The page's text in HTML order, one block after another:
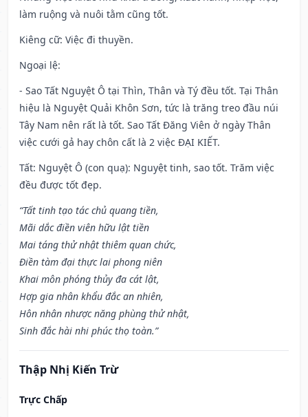
làm ruộng và nuôi tằm cũng tốt.
Kiêng cữ: Việc đi thuyền.
Ngoại lệ:
- Sao Tất Nguyệt Ô tại Thìn, Thân và Tý đều tốt. Tại Thân
hiệu là Nguyệt Quải Khôn Sơn, tức là trăng treo đầu núi
Tây Nam nên rất là tốt. Sao Tất Đăng Viên ở ngày Thân
việc cưới gả hay chôn cất là 2 việc ĐẠI KIẾT.
Tất: Nguyệt Ô (con quạ): Nguyệt tinh, sao tốt. Trăm việc
đều được tốt đẹp.
“Tất tinh tạo tác chủ quang tiền,
Mãi dắc điền viên hữu lật tiền
Mai táng thử nhật thiêm quan chức,
Điền tàm đại thực lai phong niên
Khai môn phóng thủy đa cát lật,
Hợp gia nhân khẩu đắc an nhiên,
Hôn nhân nhược năng phùng thử nhật,
Sinh đắc hài nhi phúc thọ toàn.”
Thập Nhị Kiến Trừ
Trực Chấp